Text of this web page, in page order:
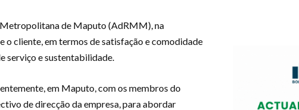
Metropolitana de Maputo (AdRMM), na
cliente, em termos de satisfação e comodidade
serviço e sustentabilidade.
em Maputo, com os membros do
de direcção da empresa, para abordar